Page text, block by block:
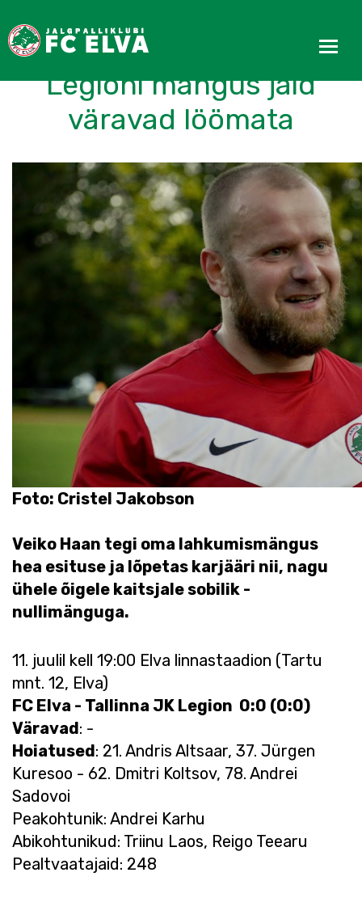
FC Elva ja Tallinna JK
Legioni mängus jäid
väravad löömata
Foto: Cristel Jakobson
Veiko Haan tegi oma lahkumismängus
hea esituse ja lõpetas karjääri nii, nagu
ühele õigele kaitsjale sobilik -
nullimänguga.
11. juulil kell 19:00 Elva linnastaadion (Tartu
mnt. 12, Elva)
FC Elva - Tallinna JK Legion 0:0 (0:0)
Väravad: -
Hoiatused: 21. Andris Altsaar, 37. Jürgen
Kuresoo - 62. Dmitri Koltsov, 78. Andrei
Sadovoi
Peakohtunik: Andrei Karhu
Abikohtunikud: Triinu Laos, Reigo Teearu
Pealtvaatajaid: 248